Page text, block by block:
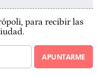
para recibir las
APUNTARME